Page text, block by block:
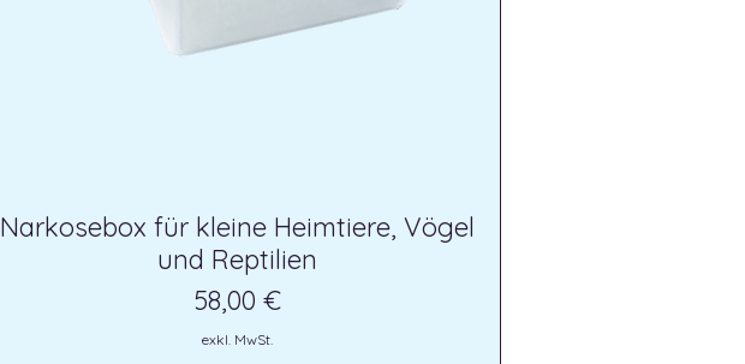
Narkosebox für kleine Heimtiere, Vögel
und Reptilien
Preis
58,00 €
exkl. MwSt.